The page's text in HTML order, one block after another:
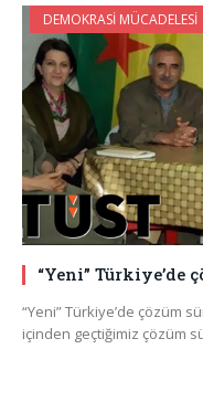
DEMOKRASI MÜCADELESI
“Yeni” Türkiye’de
“Yeni” Türkiye’de çözüm
içinden geçtiğimiz çözüm